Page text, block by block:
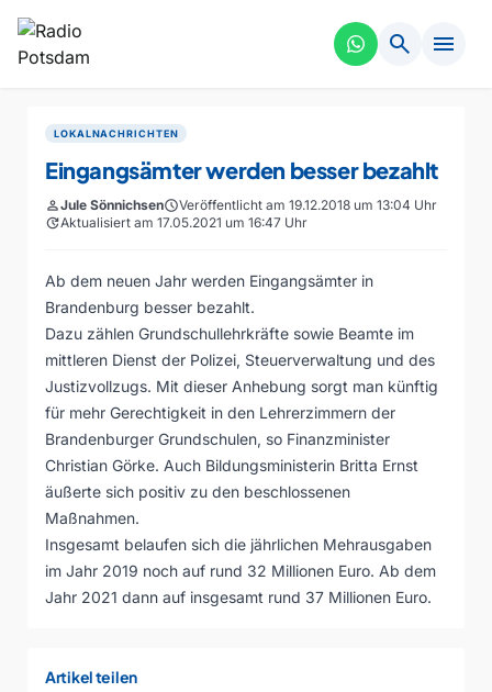
search menu
LOKALNACHRICHTEN
Eingangsämter werden besser bezahlt
personJule SönnichsenscheduleVeröffentlicht am 19.12.2018 um 13:04 Uhr
updateAktualisiert am 17.05.2021 um 16:47 Uhr
Ab dem neuen Jahr werden Eingangsämter in
Brandenburg besser bezahlt.
Dazu zählen Grundschullehrkräfte sowie Beamte im
mittleren Dienst der Polizei, Steuerverwaltung und des
Justizvollzugs. Mit dieser Anhebung sorgt man künftig
für mehr Gerechtigkeit in den Lehrerzimmern der
Brandenburger Grundschulen, so Finanzminister
Christian Görke. Auch Bildungsministerin Britta Ernst
äußerte sich positiv zu den beschlossenen
Maßnahmen.
Insgesamt belaufen sich die jährlichen Mehrausgaben
im Jahr 2019 noch auf rund 32 Millionen Euro. Ab dem
Jahr 2021 dann auf insgesamt rund 37 Millionen Euro.
Artikel teilen